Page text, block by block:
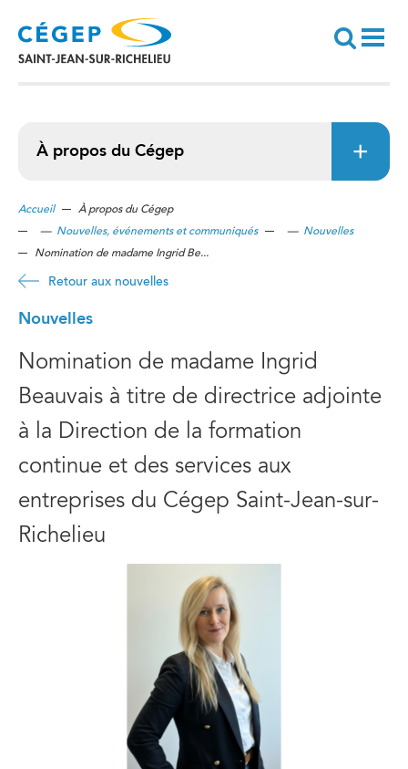
contenu
principal
Recherche
À propos du Cégep
Accueil
À propos du Cégep
— Nouvelles, événements et communiqués — Nouvelles
Nomination de madame Ingrid Be...
Retour aux nouvelles
Nouvelles
Nomination de madame Ingrid
Beauvais à titre de directrice adjointe
à la Direction de la formation
continue et des services aux
entreprises du Cégep Saint-Jean-sur-
Richelieu